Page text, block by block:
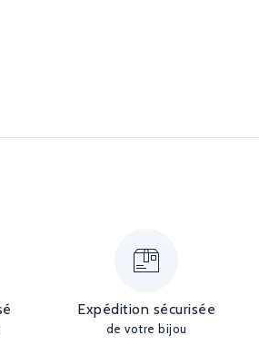
Expédition sécurisée
de votre bijou